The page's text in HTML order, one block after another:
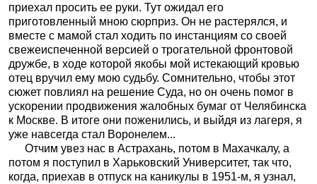
приехал просить ее руки. Тут ожидал его
приготовленный мною сюрприз. Он не растерялся, и
вместе с мамой стал ходить по инстанциям со своей
свежеиспеченной версией о трогательной фронтовой
дружбе, в ходе которой якобы мой истекающий кровью
отец вручил ему мою судьбу. Сомнительно, чтобы этот
сюжет повлиял на решение Суда, но он очень помог в
ускорении продвижения жалобных бумаг от Челябинска
к Москве. В итоге они поженились, и выйдя из лагеря, я
уже навсегда стал Воронелем...
Отчим увез нас в Астрахань, потом в Махачкалу, а
потом я поступил в Харьковский Университет, так что,
когда, приехав в отпуск на каникулы в 1951-м, я узнал,